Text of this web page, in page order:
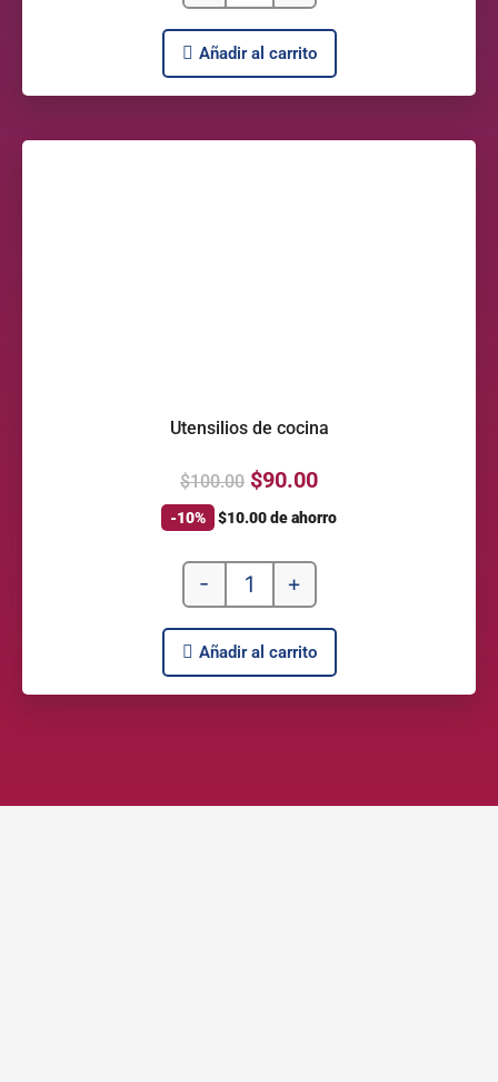
Añadir al carrito
Utensilios de cocina
$100.00 $90.00
-10% $10.00de ahorro
- +
Añadir al carrito